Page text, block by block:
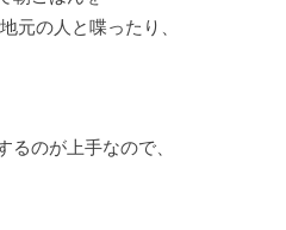
元の人と喋ったり、
のが上手なので、